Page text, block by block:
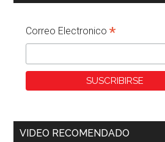
Correo Electronico*
VIDEO RECOMENDADO